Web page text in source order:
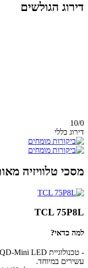
דירוג הגולשים
10/0
דירוג כללי
מסכי טלוויזיה
TCL 75P8L
למה כדאי?
עשירים במיוחד.